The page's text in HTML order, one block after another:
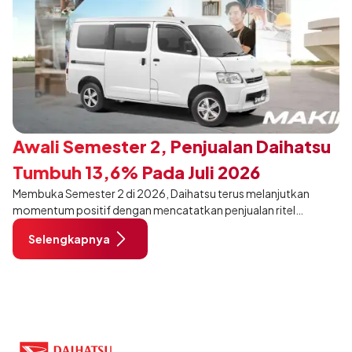
Awali Semester 2, Penjualan Daihatsu
Tumbuh 13,6% Pada Juli 2026
Membuka Semester 2 di 2026, Daihatsu terus melanjutkan
momentum positif dengan mencatatkan penjualan ritel
sebanyak 12.750 unit pada Juli 2026. Capaian tersebut tumbuh
13,6% dibandingkan periode yang sama tahun lalu sebanyak
11.220 unit, dan tetap stabil dibandingkan bulan Juni 2026 lalu.
Selengkapnya